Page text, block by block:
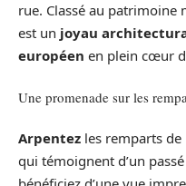
rue. Classé au patrimoine
est un joyau
européen en plein cœur
Une promenade sur les
Arpentez les remparts
qui témoignent d’un